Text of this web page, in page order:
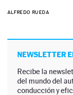
ALFREDO RUEDA
NEWSLETTER
Recibe la
del mundo del
conducción y